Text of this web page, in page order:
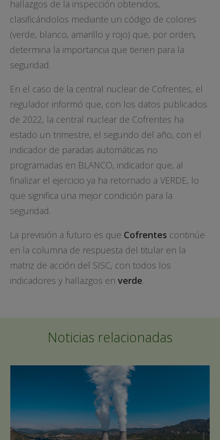
hallazgos de la inspección obtenidos,
clasificándolos mediante un código de colores
(verde, blanco, amarillo y rojo) que, por orden,
determina la importancia que tienen para la
seguridad.
En el caso de la central nuclear de Cofrentes, el
regulador informó que, con los datos publicados
de 2022, la central nuclear de Cofrentes ha
estado un trimestre, el segundo del año, con el
indicador de paradas automáticas no
programadas en BLANCO, indicador que, al
finalizar el ejercicio ya ha retornado a VERDE, lo
que significa una mejor condición para la
seguridad.
La previsión a futuro es que Cofrentes continúe
en la columna de respuesta del titular en la
matriz de acción del SISC, con todos los
indicadores y hallazgos en verde.
Noticias relacionadas